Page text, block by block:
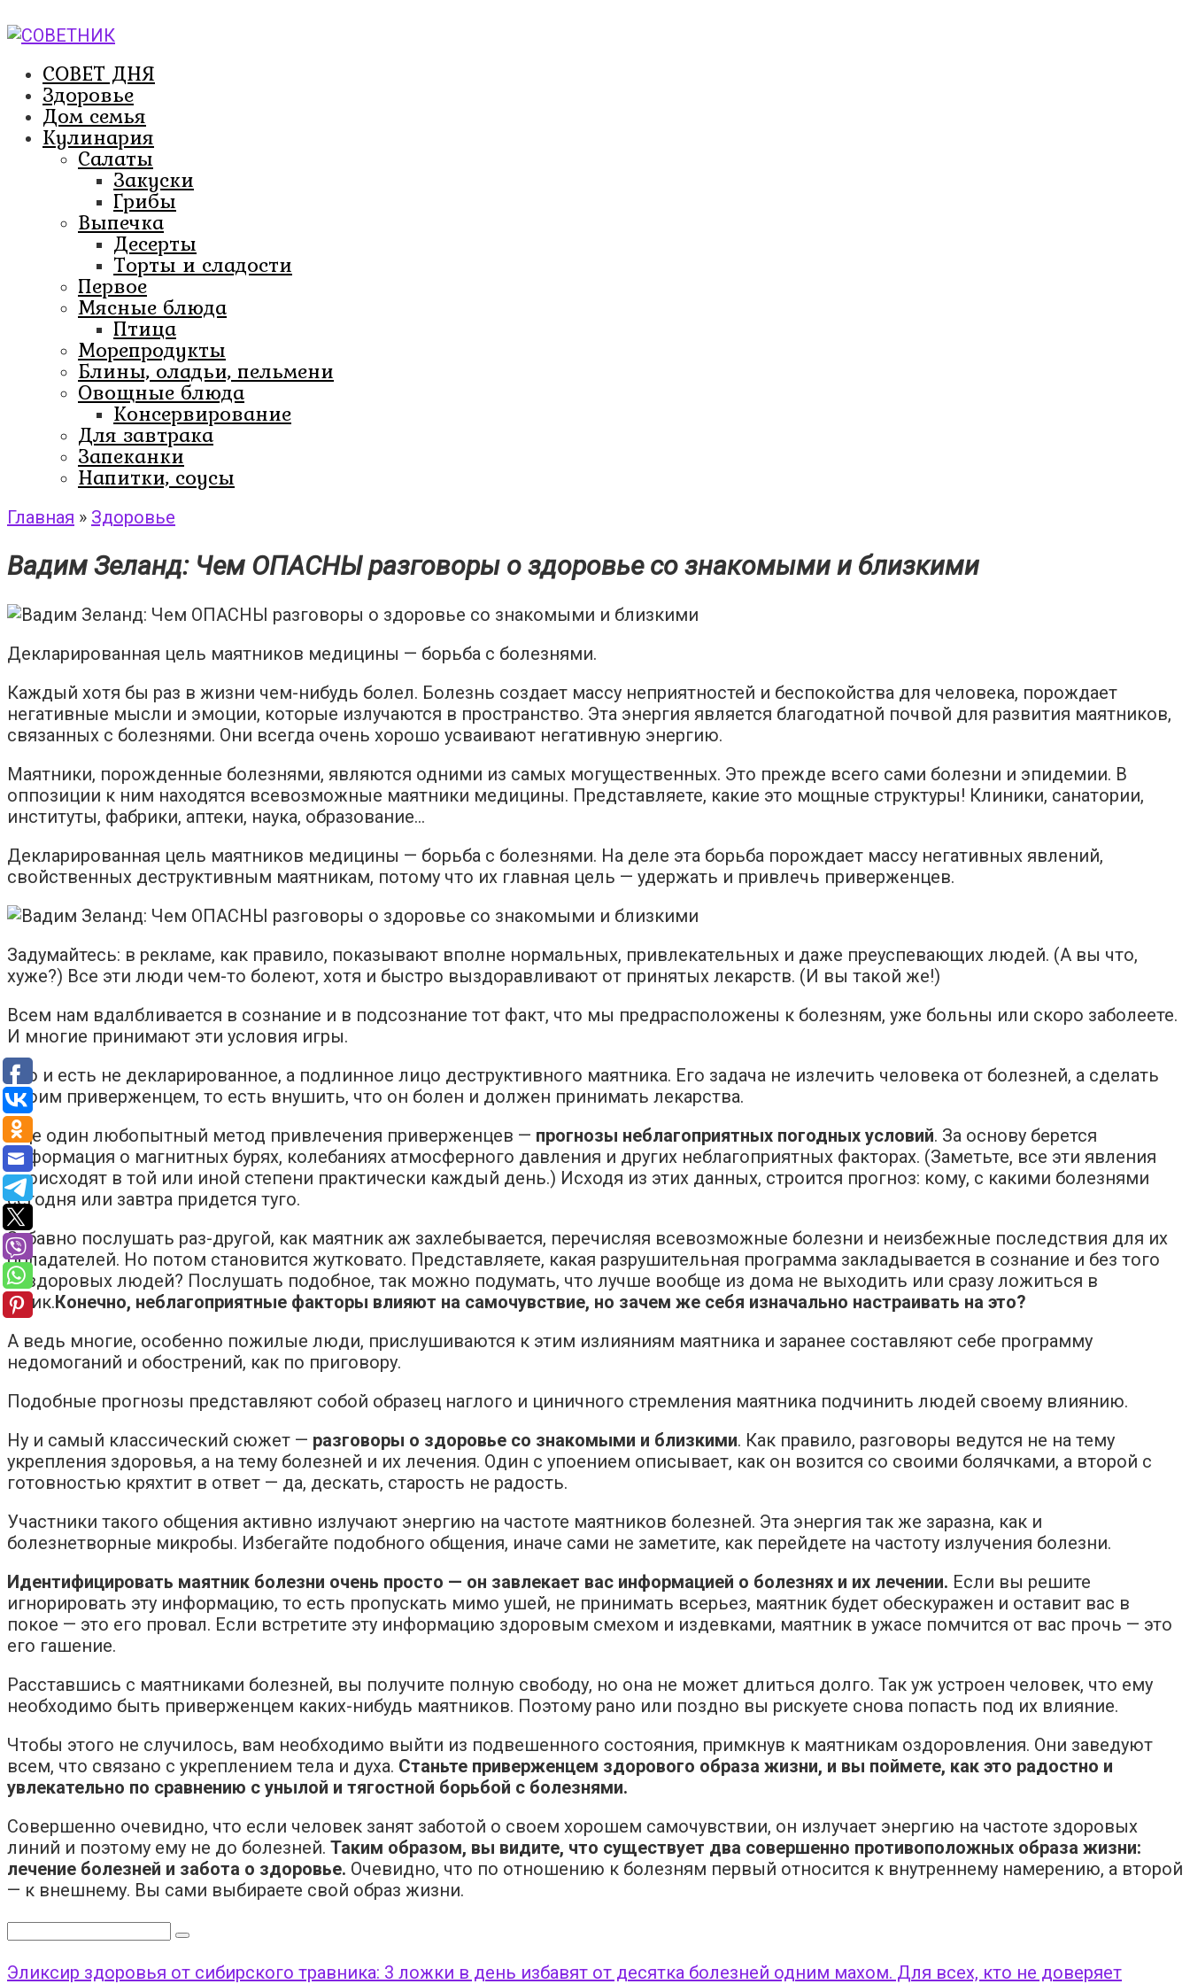
к
СОВЕТ ДНЯ
Здоровье
Дом семья
Кулинария
Салаты
Закуски
Грибы
Выпечка
Десерты
Торты и сладости
Первое
Мясные блюда
Птица
Морепродукты
Блины, оладьи, пельмени
Овощные блюда
Консервирование
Для завтрака
Запеканки
Напитки, соусы
Главная » Здоровье
Вадим Зеланд: Чем ОПАСНЫ разговоры о здоровье со знакомыми и близкими
Декларированная цель маятников медицины — борьба с болезнями.
Каждый хотя бы раз в жизни чем-нибудь болел. Болезнь создает массу неприятностей и беспокойства для человека, порождает
негативные мысли и эмоции, которые излучаются в пространство. Эта энергия является благодатной почвой для развития маятников,
связанных с болезнями. Они всегда очень хорошо усваивают негативную энергию.
Маятники, порожденные болезнями, являются одними из самых могущественных. Это прежде всего сами болезни и эпидемии. В
оппозиции к ним находятся всевозможные маятники медицины. Представляете, какие это мощные структуры! Клиники, санатории,
институты, фабрики, аптеки, наука, образование…
Декларированная цель маятников медицины — борьба с болезнями. На деле эта борьба порождает массу негативных явлений,
свойственных деструктивным маятникам, потому что их главная цель — удержать и привлечь приверженцев.
Задумайтесь: в рекламе, как правило, показывают вполне нормальных, привлекательных и даже преуспевающих людей. (А вы что,
хуже?) Все эти люди чем-то болеют, хотя и быстро выздоравливают от принятых лекарств. (И вы такой же!)
Всем нам вдалбливается в сознание и в подсознание тот факт, что мы предрасположены к болезням, уже больны или скоро заболеете.
И многие принимают эти условия игры.
Это и есть не декларированное, а подлинное лицо деструктивного маятника. Его задача не излечить человека от болезней, а сделать
своим приверженцем, то есть внушить, что он болен и должен принимать лекарства.
Еще один любопытный метод привлечения приверженцев — прогнозы неблагоприятных погодных условий. За основу берется
информация о магнитных бурях, колебаниях атмосферного давления и других неблагоприятных факторах. (Заметьте, все эти явления
происходят в той или иной степени практически каждый день.) Исходя из этих данных, строится прогноз: кому, с какими болезнями
сегодня или завтра придется туго.
Забавно послушать раз-другой, как маятник аж захлебывается, перечисляя всевозможные болезни и неизбежные последствия для их
обладателей. Но потом становится жутковато. Представляете, какая разрушительная программа закладывается в сознание и без того
нездоровых людей? Послушать подобное, так можно подумать, что лучше вообще из дома не выходить или сразу ложиться в
ящик.Конечно, неблагоприятные факторы влияют на самочувствие, но зачем же себя изначально настраивать на это?
А ведь многие, особенно пожилые люди, прислушиваются к этим излияниям маятника и заранее составляют себе программу
недомоганий и обострений, как по приговору.
Подобные прогнозы представляют собой образец наглого и циничного стремления маятника подчинить людей своему влиянию.
Ну и самый классический сюжет — разговоры о здоровье со знакомыми и близкими. Как правило, разговоры ведутся не на тему
укрепления здоровья, а на тему болезней и их лечения. Один с упоением описывает, как он возится со своими болячками, а второй с
готовностью кряхтит в ответ — да, дескать, старость не радость.
Участники такого общения активно излучают энергию на частоте маятников болезней. Эта энергия так же заразна, как и
болезнетворные микробы. Избегайте подобного общения, иначе сами не заметите, как перейдете на частоту излучения болезни.
Идентифицировать маятник болезни очень просто — он завлекает вас информацией о болезнях и их лечении. Если вы решите
игнорировать эту информацию, то есть пропускать мимо ушей, не принимать всерьез, маятник будет обескуражен и оставит вас в
покое — это его провал. Если встретите эту информацию здоровым смехом и издевками, маятник в ужасе помчится от вас прочь — это
его гашение.
Расставшись с маятниками болезней, вы получите полную свободу, но она не может длиться долго. Так уж устроен человек, что ему
необходимо быть приверженцем каких-нибудь маятников. Поэтому рано или поздно вы рискуете снова попасть под их влияние.
Чтобы этого не случилось, вам необходимо выйти из подвешенного состояния, примкнув к маятникам оздоровления. Они заведуют
всем, что связано с укреплением тела и духа. Станьте приверженцем здорового образа жизни, и вы поймете, как это радостно и
увлекательно по сравнению с унылой и тягостной борьбой с болезнями.
Совершенно очевидно, что если человек занят заботой о своем хорошем самочувствии, он излучает энергию на частоте здоровых
линий и поэтому ему не до болезней. Таким образом, вы видите, что существует два совершенно противоположных образа жизни:
лечение болезней и забота о здоровье. Очевидно, что по отношению к болезням первый относится к внутреннему намерению, а второй
— к внешнему. Вы сами выбираете свой образ жизни.
Поиск:
Эликсир здоровья от сибирского травника: 3 ложки в день избавят от десятка болезней одним махом. Для всех, кто не доверяет